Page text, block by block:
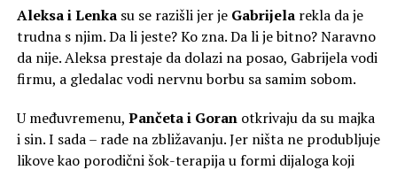
Aleksa i Lenkasu se razišli jer je Gabrijelarekla da je
trudna s njim. Da li jeste? Ko zna. Da li je bitno? Naravno
da nije. Aleksa prestaje da dolazi na posao, Gabrijela vodi
firmu, a gledalac vodi nervnu borbu sa samim sobom.
U međuvremenu, Pančeta i Goranotkrivaju da su majka
i sin. I sada – rade na zbližavanju. Jer ništa ne produbljuje
likove kao porodični šok-terapija u formi dijaloga koji